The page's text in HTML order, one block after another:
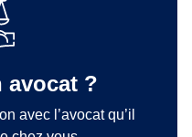
avocat ?
avec l’avocat qu’il